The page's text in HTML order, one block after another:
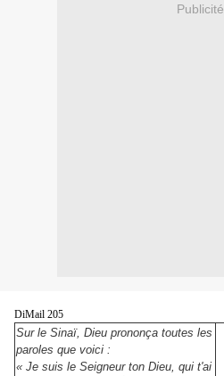
Publicité
DiMail 205
Sur le Sinaï, Dieu prononça toutes les
paroles que voici :
« Je suis le Seigneur ton Dieu, qui t'ai